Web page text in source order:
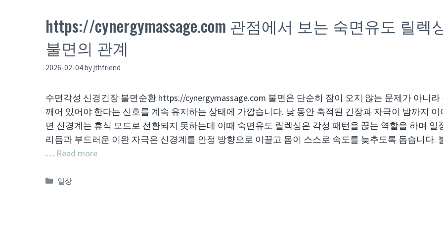
https://cynergymassage.com 관점에서 보는 숙면유도 릴렉
불면의 관계
2026-02-04byjthfriend
수면각성 신경긴장 불면순환 https://cynergymassage.com 불면은 단순히 잠이 오지 않는 문제가 아니라
깨어 있어야 한다는 신호를 계속 유지하는 상태에 가깝습니다. 낮 동안 축적된 긴장과 자극이 밤까지 이
면 신경계는 휴식 모드로 전환되지 못하는데 이때 숙면유도 릴렉싱은 각성 패턴을 끊는 역할을 하며 일
리듬과 부드러운 이완 자극은 신경계를 안정 방향으로 이끌고 몸이 스스로 속도를 늦추도록 돕습니다.
… Read more
Categories
일상